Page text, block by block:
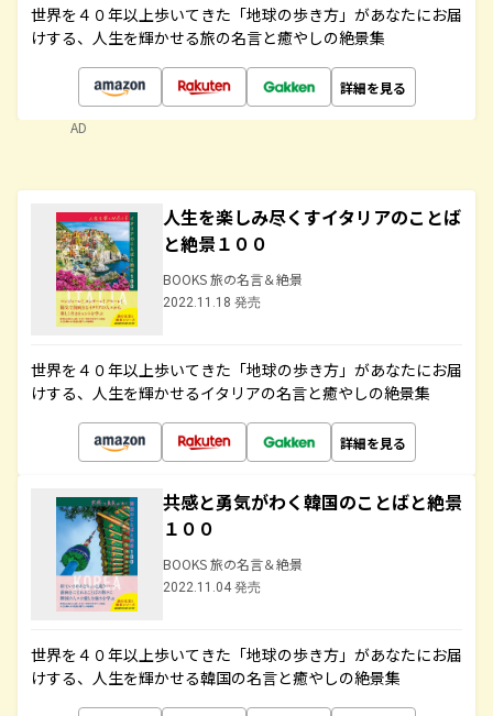
世界を４０年以上歩いてきた「地球の歩き方」があなたにお届
けする、人生を輝かせる旅の名言と癒やしの絶景集
詳細を見る
AD
人生を楽しみ尽くすイタリアのことば
と絶景１００
BOOKS 旅の名言＆絶景
2022.11.18 発売
世界を４０年以上歩いてきた「地球の歩き方」があなたにお届
けする、人生を輝かせるイタリアの名言と癒やしの絶景集
詳細を見る
共感と勇気がわく韓国のことばと絶景
１００
BOOKS 旅の名言＆絶景
2022.11.04 発売
世界を４０年以上歩いてきた「地球の歩き方」があなたにお届
けする、人生を輝かせる韓国の名言と癒やしの絶景集